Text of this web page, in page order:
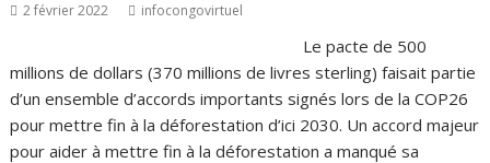
2 février 2022 infocongovirtuel
Le pacte de 500
millions de dollars (370 millions de livres sterling) faisait partie
d’un ensemble d’accords importants signés lors de la COP26
pour mettre fin à la déforestation d’ici 2030. Un accord majeur
pour aider à mettre fin à la déforestation a manqué sa